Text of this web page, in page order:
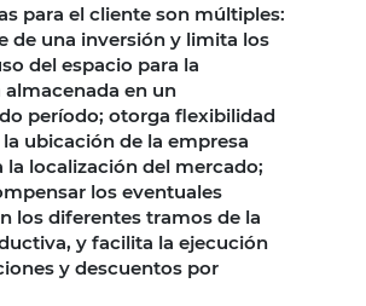
para el cliente son múltiples:
de una inversión y limita los
del espacio para la
en un
período; otorga flexibilidad
ubicación de la empresa
la localización del mercado;
los eventuales
los diferentes tramos de la
y facilita la ejecución
y descuentos por